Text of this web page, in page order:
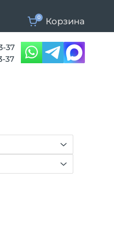
0 Корзина
37
37